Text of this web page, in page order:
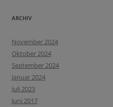
ARCHIV
November 2024
Oktober 2024
September 2024
Januar 2024
Juli 2023
Juni 2017